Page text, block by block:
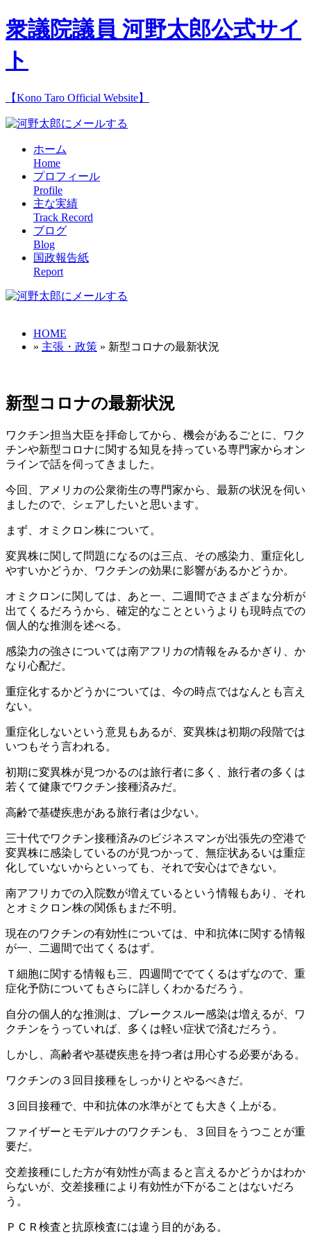
衆議院議員 河野太郎公式サイ
ト
【Kono Taro Official Website】
ホーム
Home
プロフィール
Profile
主な実績
Track Record
ブログ
Blog
国政報告紙
Report
HOME
» 主張・政策 » 新型コロナの最新状況
新型コロナの最新状況
ワクチン担当大臣を拝命してから、機会があるごとに、ワク
チンや新型コロナに関する知見を持っている専門家からオン
ラインで話を伺ってきました。
今回、アメリカの公衆衛生の専門家から、最新の状況を伺い
ましたので、シェアしたいと思います。
まず、オミクロン株について。
変異株に関して問題になるのは三点、その感染力、重症化し
やすいかどうか、ワクチンの効果に影響があるかどうか。
オミクロンに関しては、あと一、二週間でさまざまな分析が
出てくるだろうから、確定的なことというよりも現時点での
個人的な推測を述べる。
感染力の強さについては南アフリカの情報をみるかぎり、か
なり心配だ。
重症化するかどうかについては、今の時点ではなんとも言え
ない。
重症化しないという意見もあるが、変異株は初期の段階では
いつもそう言われる。
初期に変異株が見つかるのは旅行者に多く、旅行者の多くは
若くて健康でワクチン接種済みだ。
高齢で基礎疾患がある旅行者は少ない。
三十代でワクチン接種済みのビジネスマンが出張先の空港で
変異株に感染しているのが見つかって、無症状あるいは重症
化していないからといっても、それで安心はできない。
南アフリカでの入院数が増えているという情報もあり、それ
とオミクロン株の関係もまだ不明。
現在のワクチンの有効性については、中和抗体に関する情報
が一、二週間で出てくるはず。
Ｔ細胞に関する情報も三、四週間ででてくるはずなので、重
症化予防についてもさらに詳しくわかるだろう。
自分の個人的な推測は、ブレークスルー感染は増えるが、ワ
クチンをうっていれば、多くは軽い症状で済むだろう。
しかし、高齢者や基礎疾患を持つ者は用心する必要がある。
ワクチンの３回目接種をしっかりとやるべきだ。
３回目接種で、中和抗体の水準がとても大きく上がる。
ファイザーとモデルナのワクチンも、３回目をうつことが重
要だ。
交差接種にした方が有効性が高まると言えるかどうかはわか
らないが、交差接種により有効性が下がることはないだろ
う。
ＰＣＲ検査と抗原検査には違う目的がある。